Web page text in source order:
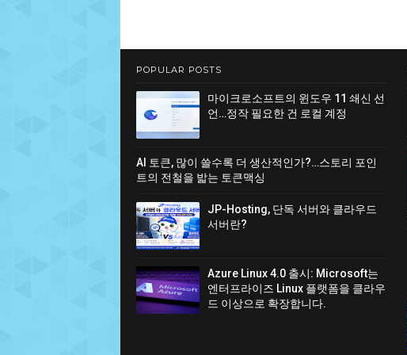
POPULAR POSTS
마이크로소프트의 윈도우 11 쇄신 선
언…정작 필요한 건 로컬 계정
AI 토큰, 많이 쓸수록 더 생산적인가?…스토리 포인
트의 전철을 밟는 토큰맥싱
JP-Hosting, 단독 서버와 클라우드
서버란?
Azure Linux 4.0 출시: Microsoft는
엔터프라이즈 Linux 플랫폼을 클라우
드 이상으로 확장합니다.